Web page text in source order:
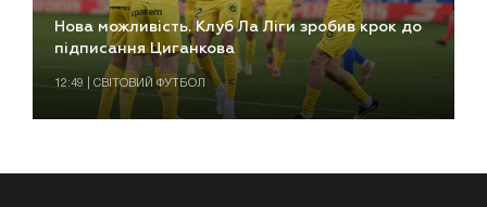
Нова можливість. Клуб Ла Ліги зробив крок до
підписання Циганкова
12:49 | СВІТОВИЙ ФУТБОЛ